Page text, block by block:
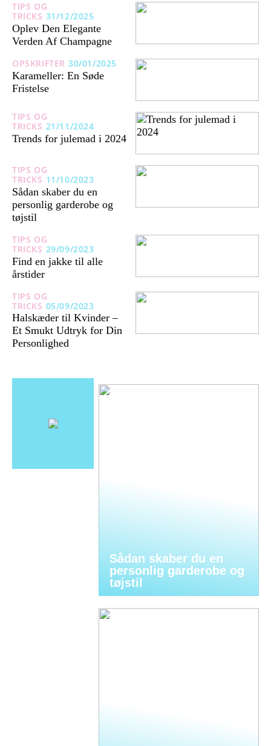
TIPS OG
TRICKS 31/12/2025
Oplev Den Elegante
Verden Af Champagne
OPSKRIFTER 30/01/2025
Karameller: En Søde
Fristelse
TIPS OG
TRICKS 21/11/2024
Trends for julemad i 2024
TIPS OG
TRICKS 11/10/2023
Sådan skaber du en
personlig garderobe og
tøjstil
TIPS OG
TRICKS 29/09/2023
Find en jakke til alle
årstider
TIPS OG
TRICKS 05/09/2023
Halskæder til Kvinder –
Et Smukt Udtryk for Din
Personlighed
Sådan skaber du en
personlig garderobe og
tøjstil